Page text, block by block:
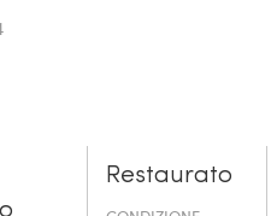
Restaurato